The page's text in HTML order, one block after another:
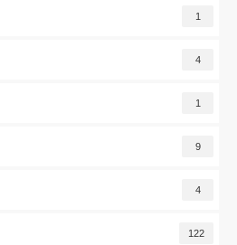
1
4
1
9
4
122